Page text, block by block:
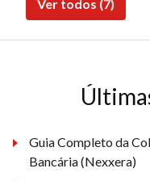
Ver todos (7)
Guia Completo da
Bancária (Nexxera)